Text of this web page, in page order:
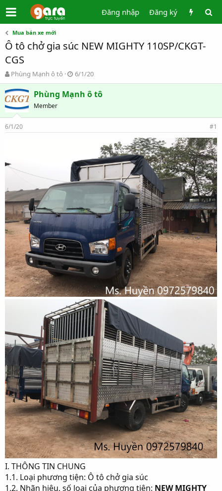
Đăng nhập Đăng ký
Mua bán xe mới
Ô tô chở gia súc NEW MIGHTY 110SP/CKGT-
CGS
T
h
r
e
a
d
s
t
t
e
Phùng Mạnh ô tô
N
g
à
y
ử
6/1/20
Phùng Mạnh ô tô
Member
6/1/20 #1
I. THÔNG TIN CHUNG
1.1. Loại phương tiện: Ô tô chở gia súc
1.2. Nhãn hiệu, số loại của phương tiện: NEW MIGHTY